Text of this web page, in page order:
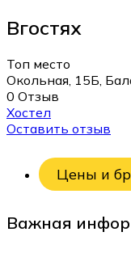
Вгостях
Топ место
Окольная, 15Б,
0 Отзыв
Хостел
Оставить отзыв
Цены и
Важная